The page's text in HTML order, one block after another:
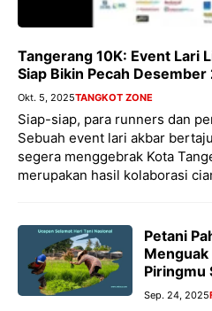
Tangerang 10K: Event Lari
Siap Bikin Pecah Desember
Okt. 5, 2025TANGKOT ZONE
Siap-siap, para runners dan
Sebuah event lari akbar
segera menggebrak Kota
merupakan hasil kolaborasi
Petani
Menguak
Piringmu
Sep. 24, 2025